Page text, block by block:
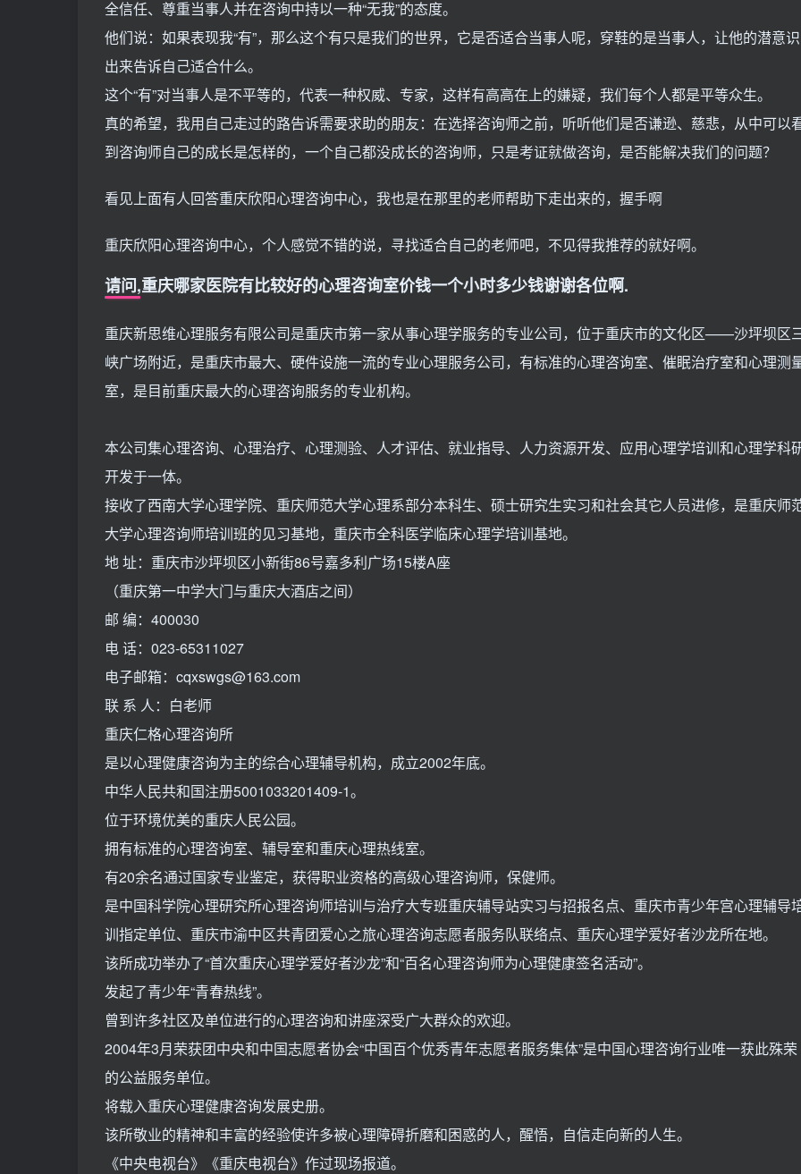
全信任、尊重当事人并在咨询中持以一种“无我”的态度。
他们说：如果表现我“有”，那么这个有只是我们的世界，它是否适合当事人呢，穿鞋的是当事人，让他的潜意识
出来告诉自己适合什么。
这个“有”对当事人是不平等的，代表一种权威、专家，这样有高高在上的嫌疑，我们每个人都是平等众生。
真的希望，我用自己走过的路告诉需要求助的朋友：在选择咨询师之前，听听他们是否谦逊、慈悲，从中可以
到咨询师自己的成长是怎样的，一个自己都没成长的咨询师，只是考证就做咨询，是否能解决我们的问题？
看见上面有人回答重庆欣阳心理咨询中心，我也是在那里的老师帮助下走出来的，握手啊
重庆欣阳心理咨询中心，个人感觉不错的说，寻找适合自己的老师吧，不见得我推荐的就好啊。
请问,重庆哪家医院有比较好的心理咨询室价钱一个小时多少钱谢谢各位啊.
重庆新思维心理服务有限公司是重庆市第一家从事心理学服务的专业公司，位于重庆市的文化区——沙坪坝区
峡广场附近，是重庆市最大、硬件设施一流的专业心理服务公司，有标准的心理咨询室、催眠治疗室和心理测
室，是目前重庆最大的心理咨询服务的专业机构。
本公司集心理咨询、心理治疗、心理测验、人才评估、就业指导、人力资源开发、应用心理学培训和心理学科
开发于一体。
接收了西南大学心理学院、重庆师范大学心理系部分本科生、硕士研究生实习和社会其它人员进修，是重庆师
大学心理咨询师培训班的见习基地，重庆市全科医学临床心理学培训基地。
地 址：重庆市沙坪坝区小新街86号嘉多利广场15楼A座
（重庆第一中学大门与重庆大酒店之间）
邮 编：400030
电 话：023-65311027
电子邮箱：cqxswgs@163.com
联 系 人：白老师
重庆仁格心理咨询所
是以心理健康咨询为主的综合心理辅导机构，成立2002年底。
中华人民共和国注册5001033201409-1。
位于环境优美的重庆人民公园。
拥有标准的心理咨询室、辅导室和重庆心理热线室。
有20余名通过国家专业鉴定，获得职业资格的高级心理咨询师，保健师。
是中国科学院心理研究所心理咨询师培训与治疗大专班重庆辅导站实习与招报名点、重庆市青少年宫心理辅导
训指定单位、重庆市渝中区共青团爱心之旅心理咨询志愿者服务队联络点、重庆心理学爱好者沙龙所在地。
该所成功举办了“首次重庆心理学爱好者沙龙”和“百名心理咨询师为心理健康签名活动”。
发起了青少年“青春热线”。
曾到许多社区及单位进行的心理咨询和讲座深受广大群众的欢迎。
2004年3月荣获团中央和中国志愿者协会“中国百个优秀青年志愿者服务集体”是中国心理咨询行业唯一获此殊荣
的公益服务单位。
将载入重庆心理健康咨询发展史册。
该所敬业的精神和丰富的经验使许多被心理障碍折磨和困惑的人，醒悟，自信走向新的人生。
《中央电视台》《重庆电视台》作过现场报道。